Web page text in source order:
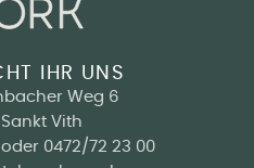
IHR UNS
Weg 6
Vith
oder 0472/72 23 00